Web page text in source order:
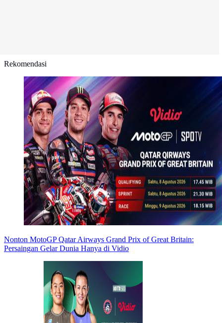
Rekomendasi
Nonton MotoGP Qatar Airways Grand Prix of Great Britain:
Persaingan Gelar Dunia Hanya di Vidio